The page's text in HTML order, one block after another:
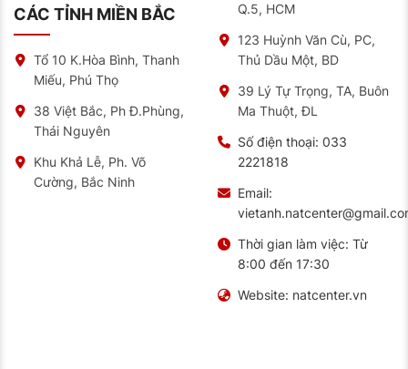
CÁC TỈNH MIỀN BẮC
Tổ 10 K.Hòa Bình, Thanh
Miếu, Phú Thọ
38 Việt Bắc, Ph Đ.Phùng,
Thái Nguyên
Khu Khả Lễ, Ph. Võ
Cường, Bắc Ninh
Q.5, HCM
123 Huỳnh Văn Cù, PC,
Thủ Dầu Một, BD
39 Lý Tự Trọng, TA, Buôn
Ma Thuột, ĐL
Số điện thoại: 033
2221818
Email:
Thời gian làm việc: Từ
8:00 đến 17:30
Website: natcenter.vn